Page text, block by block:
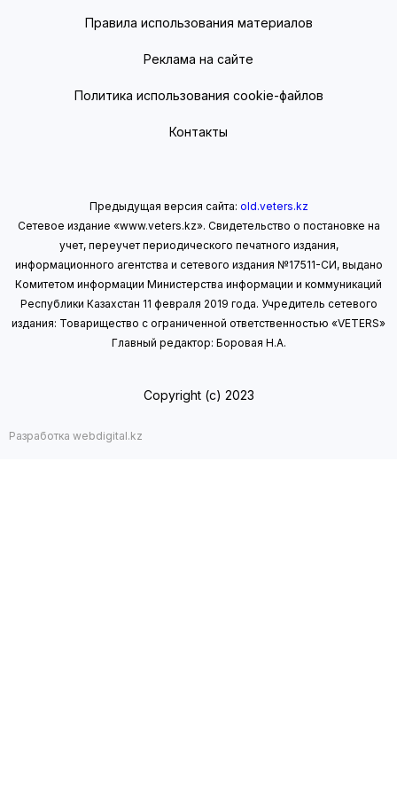
Правила использования материалов
Реклама на сайте
Политика использования cookie-файлов
Контакты
Предыдущая версия сайта: old.veters.kz
Сетевое издание «www.veters.kz». Свидетельство о постановке на
учет, переучет периодического печатного издания,
информационного агентства и сетевого издания №17511-СИ, выдано
Комитетом информации Министерства информации и коммуникаций
Республики Казахстан 11 февраля 2019 года. Учредитель сетевого
издания: Товарищество с ограниченной ответственностью «VETERS»
Главный редактор: Боровая Н.А.
Copyright (с) 2023
Разработка webdigital.kz